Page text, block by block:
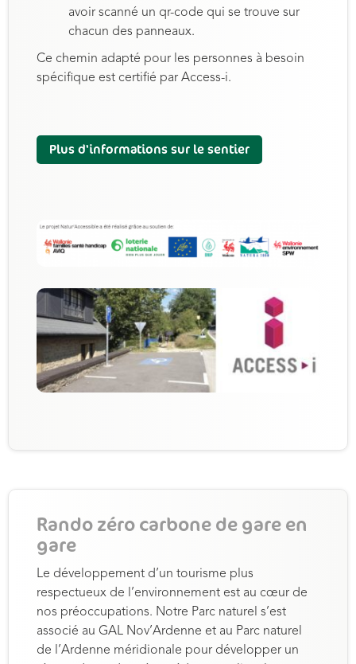
avoir scanné un qr-code qui se trouve sur
chacun des panneaux.
Ce chemin adapté pour les personnes à besoin
spécifique est certifié par Access-i.
Plus d'informations sur le sentier
Rando zéro carbone de gare en
gare
Le développement d’un tourisme plus
respectueux de l’environnement est au cœur de
nos préoccupations. Notre Parc naturel s’est
associé au GAL Nov’Ardenne et au Parc naturel
de l’Ardenne méridionale pour développer un